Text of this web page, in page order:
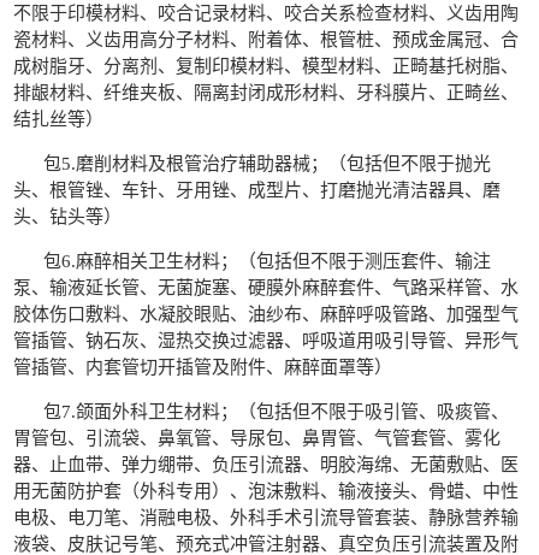
不限于印模材料、咬合记录材料、咬合关系检查材料、义齿用陶
瓷材料、义齿用高分子材料、附着体、根管桩、预成金属冠、合
成树脂牙、分离剂、复制印模材料、模型材料、正畸基托树脂、
排龈材料、纤维夹板、隔离封闭成形材料、牙科膜片、正畸丝、
结扎丝等）
包5.磨削材料及根管治疗辅助器械；（包括但不限于抛光
头、根管锉、车针、牙用锉、成型片、打磨抛光清洁器具、磨
头、钻头等）
包6.麻醉相关卫生材料；（包括但不限于测压套件、输注
泵、输液延长管、无菌旋塞、硬膜外麻醉套件、气路采样管、水
胶体伤口敷料、水凝胶眼贴、油纱布、麻醉呼吸管路、加强型气
管插管、钠石灰、湿热交换过滤器、呼吸道用吸引导管、异形气
管插管、内套管切开插管及附件、麻醉面罩等）
包7.颌面外科卫生材料；（包括但不限于吸引管、吸痰管、
胃管包、引流袋、鼻氧管、导尿包、鼻胃管、气管套管、雾化
器、止血带、弹力绷带、负压引流器、明胶海绵、无菌敷贴、医
用无菌防护套（外科专用）、泡沫敷料、输液接头、骨蜡、中性
电极、电刀笔、消融电极、外科手术引流导管套装、静脉营养输
液袋、皮肤记号笔、预充式冲管注射器、真空负压引流装置及附